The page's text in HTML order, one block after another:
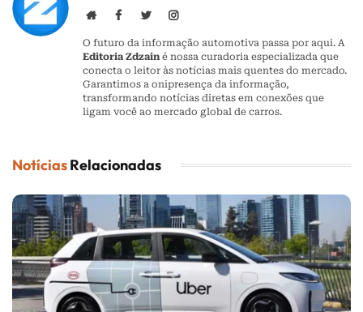
WebsiteFacebookTwitterInstagram
O futuro da informação automotiva passa por aqui. A
Editoria Zdzain é nossa curadoria especializada que
conecta o leitor às notícias mais quentes do mercado.
Garantimos a onipresença da informação,
transformando notícias diretas em conexões que
ligam você ao mercado global de carros.
NotíciasRelacionadas